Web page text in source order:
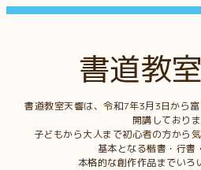
書道教
書道教室天響は、令和7年3月3日から
開講しておりま
子どもから大人まで初心者の方から
基本となる楷書・行書
本格的な創作作品までいろ